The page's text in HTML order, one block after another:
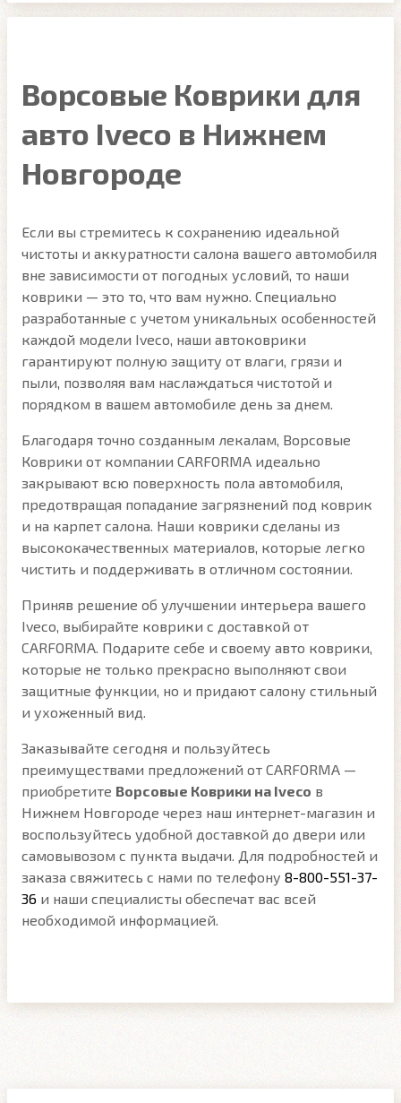
Ворсовые Коврики для
авто Iveco в Нижнем
Новгороде
Если вы стремитесь к сохранению идеальной
чистоты и аккуратности салона вашего автомобиля
вне зависимости от погодных условий, то наши
коврики — это то, что вам нужно. Специально
разработанные с учетом уникальных особенностей
каждой модели Iveco, наши автоковрики
гарантируют полную защиту от влаги, грязи и
пыли, позволяя вам наслаждаться чистотой и
порядком в вашем автомобиле день за днем.
Благодаря точно созданным лекалам, Ворсовые
Коврики от компании CARFORMA идеально
закрывают всю поверхность пола автомобиля,
предотвращая попадание загрязнений под коврик
и на карпет салона. Наши коврики сделаны из
высококачественных материалов, которые легко
чистить и поддерживать в отличном состоянии.
Приняв решение об улучшении интерьера вашего
Iveco, выбирайте коврики с доставкой от
CARFORMA. Подарите себе и своему авто коврики,
которые не только прекрасно выполняют свои
защитные функции, но и придают салону стильный
и ухоженный вид.
Заказывайте сегодня и пользуйтесь
преимуществами предложений от CARFORMA —
приобретите Ворсовые Коврики на Iveco в
Нижнем Новгороде через наш интернет-магазин и
воспользуйтесь удобной доставкой до двери или
самовывозом с пункта выдачи. Для подробностей и
заказа свяжитесь с нами по телефону 8-800-551-37-
36 и наши специалисты обеспечат вас всей
необходимой информацией.